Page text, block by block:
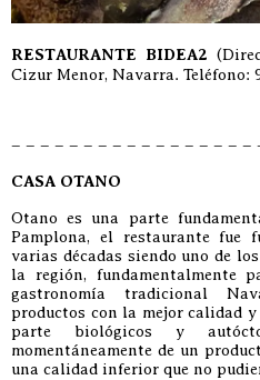
RESTAURANTE BIDEA2
Cizur Menor, Navarra. Teléfono:
– – – – – – – – – – – – – – – – –
CASA OTANO
Otano es una parte
Pamplona, el restaurante fue
varias décadas siendo uno de
la región, fundamentalmente
gastronomía tradicional
productos con la mejor calidad
parte biológicos y
momentáneamente de un
una calidad inferior que no